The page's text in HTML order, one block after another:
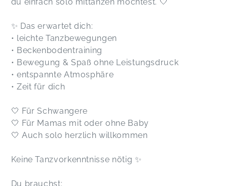
✨ Das erwartet dich:
• leichte Tanzbewegungen
• Beckenbodentraining
• Bewegung & Spaß ohne Leistungsdruck
• entspannte Atmosphäre
• Zeit für dich
🤍 Für Schwangere
🤍 Für Mamas mit oder ohne Baby
🤍 Auch solo herzlich willkommen
Keine Tanzvorkenntnisse nötig ✨
Du brauchst: